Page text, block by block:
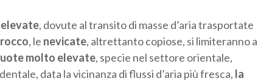
, dovute al transito di masse d’aria trasportate
, le nevicate, altrettanto copiose, si limiteranno a
molto elevate, specie nel settore orientale,
data la vicinanza di flussi d’aria più fresca, la